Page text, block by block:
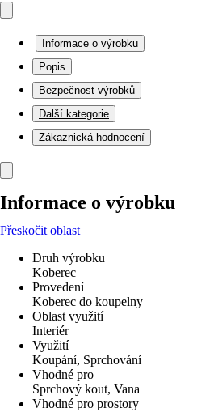
Informace o výrobku
Popis
Bezpečnost výrobků
Další kategorie
Zákaznická hodnocení
Informace o výrobku
Přeskočit oblast
Druh výrobku
Koberec
Provedení
Koberec do koupelny
Oblast využití
Interiér
Využití
Koupání, Sprchování
Vhodné pro
Sprchový kout, Vana
Vhodné pro prostory